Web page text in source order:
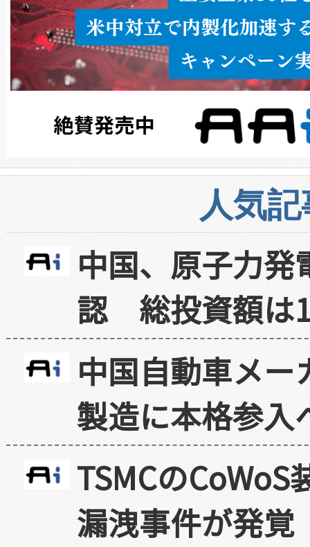
人気
中国、原子力
認 総投資額は
中国自動車メ
製造に本格参入
TSMCの
漏洩事件が発覚